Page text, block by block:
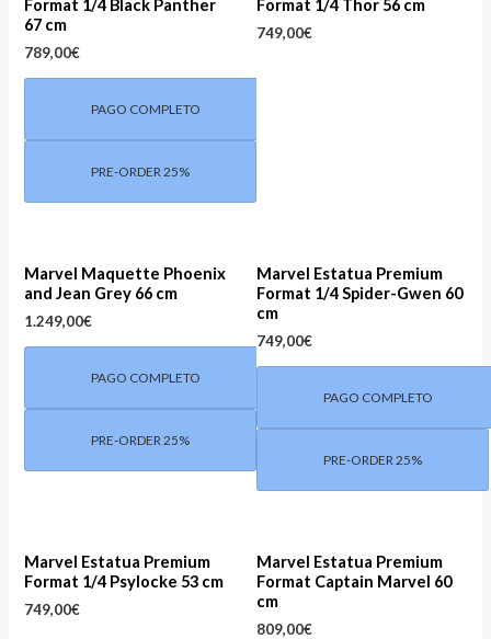
Format 1/4 Black Panther
67 cm
789,00€
PAGO COMPLETO
PRE-ORDER 25%
Format 1/4 Thor 56 cm
749,00€
Marvel Maquette Phoenix
and Jean Grey 66 cm
1.249,00€
PAGO COMPLETO
PRE-ORDER 25%
Marvel Estatua Premium
Format 1/4 Spider-Gwen 60
cm
749,00€
PAGO COMPLETO
PRE-ORDER 25%
Marvel Estatua Premium
Format 1/4 Psylocke 53 cm
749,00€
Marvel Estatua Premium
Format Captain Marvel 60
cm
809,00€